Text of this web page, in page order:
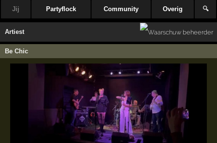
Jij Partyflock Community Overig 🔍
Artiest
Be Chic